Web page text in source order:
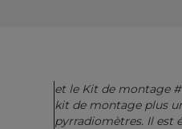
et le Kit de montage
kit de montage plus
pyrradiomètres. Il est